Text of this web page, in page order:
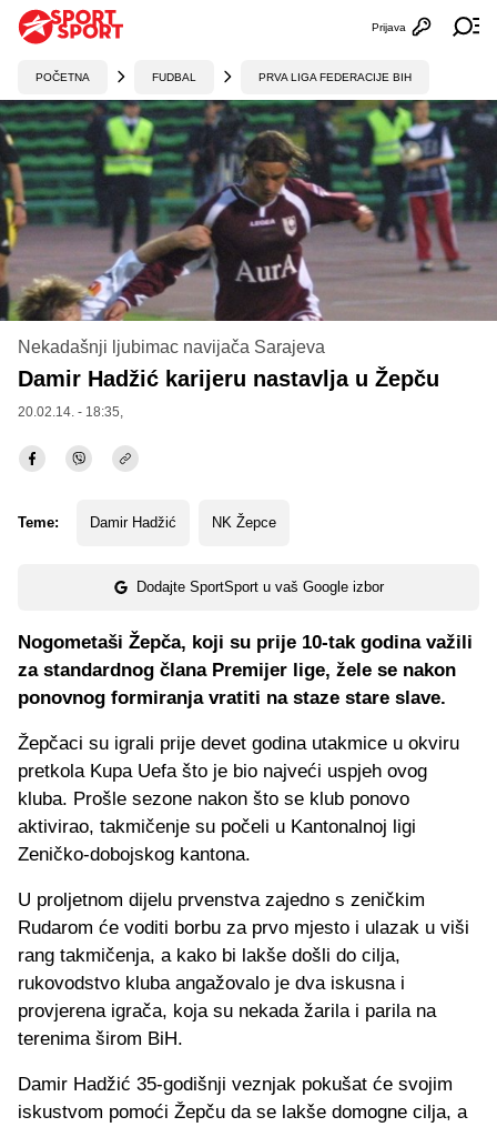
Otvori
Prijava
POČETNA FUDBAL PRVA LIGA FEDERACIJE BIH
Nekadašnji ljubimac navijača Sarajeva
Damir Hadžić karijeru nastavlja u Žepču
20.02.14. - 18:35,
Teme: Damir Hadžić NK Žepce
Dodajte SportSport u vaš Google izbor
Nogometaši Žepča, koji su prije 10-tak godina važili
za standardnog člana Premijer lige, žele se nakon
ponovnog formiranja vratiti na staze stare slave.
Žepčaci su igrali prije devet godina utakmice u okviru
pretkola Kupa Uefa što je bio najveći uspjeh ovog
kluba. Prošle sezone nakon što se klub ponovo
aktivirao, takmičenje su počeli u Kantonalnoj ligi
Zeničko-dobojskog kantona.
U proljetnom dijelu prvenstva zajedno s zeničkim
Rudarom će voditi borbu za prvo mjesto i ulazak u viši
rang takmičenja, a kako bi lakše došli do cilja,
rukovodstvo kluba angažovalo je dva iskusna i
provjerena igrača, koja su nekada žarila i parila na
terenima širom BiH.
Damir Hadžić 35-godišnji veznjak pokušat će svojim
iskustvom pomoći Žepču da se lakše domogne cilja, a